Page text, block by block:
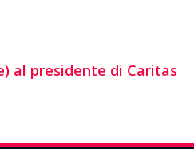
al presidente di Caritas